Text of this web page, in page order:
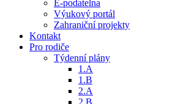
E-podatelna
Výukový portál
Zahraniční projekty
Kontakt
Pro rodiče
Týdenní plány
1.A
1.B
2.A
2.B